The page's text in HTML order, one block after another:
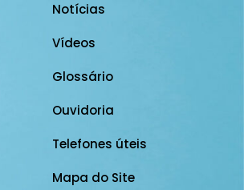
Notícias
Vídeos
Glossário
Ouvidoria
Telefones úteis
Mapa do Site